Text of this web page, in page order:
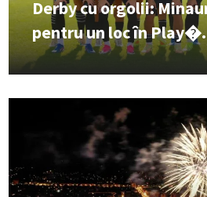
Derby cu orgolii:
pentru un loc în